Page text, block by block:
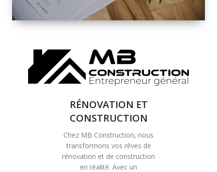
SOLUTIONS DE
RÉNOVATION
COMPLÈTE
RÉNOVATION ET
CONSTRUCTION
Chez MB Construction, nous
transformons vos rêves de
rénovation et de construction
en réalité. Avec un